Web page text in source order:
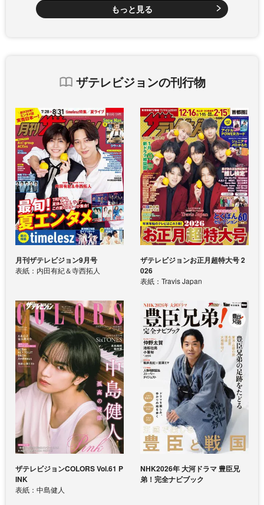
もっと見る
ザテレビジョンの刊行物
月刊ザテレビジョン9月号
表紙：内田有紀＆寺西拓人
ザテレビジョンお正月超特大号 2
026
表紙：Travis Japan
ザテレビジョンCOLORS Vol.61 P
INK
表紙：中島健人
NHK2026年 大河ドラマ 豊臣兄
弟！完全ナビブック